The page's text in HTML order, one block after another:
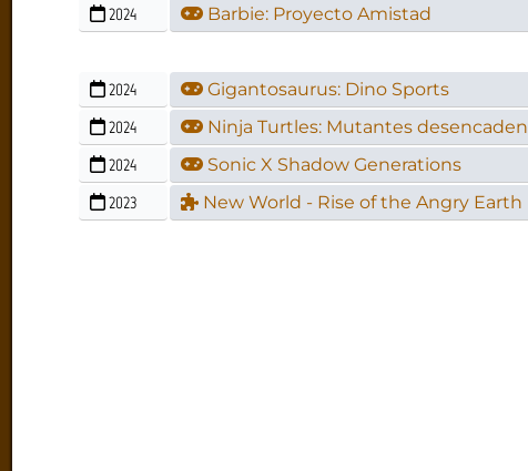
2024 Barbie: Proyecto Amistad
2024 Gigantosaurus: Dino Sports
2024 Ninja Turtles: Mutantes
2024 Sonic X Shadow Generations
2023 New World - Rise of the Angry Earth